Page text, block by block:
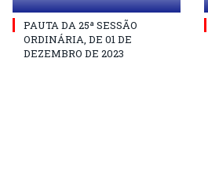
PAUTA DA 25ª SESSÃO
ORDINÁRIA, DE 01 DE
DEZEMBRO DE 2023